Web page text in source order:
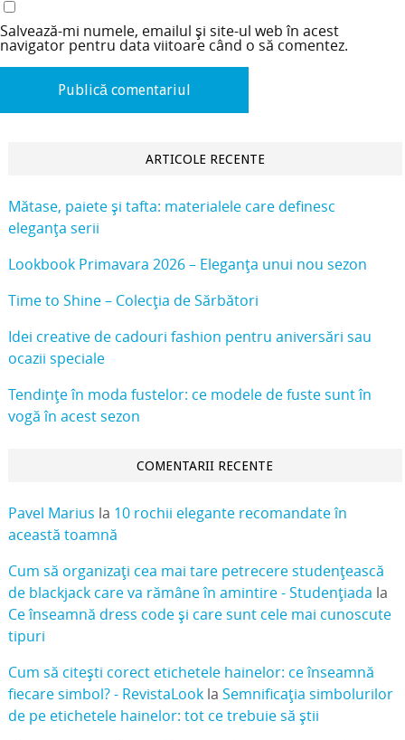
Salvează-mi numele, emailul și site-ul web în acest
navigator pentru data viitoare când o să comentez.
ARTICOLE RECENTE
Mătase, paiete și tafta: materialele care definesc
eleganța serii
Lookbook Primavara 2026 – Eleganța unui nou sezon
Time to Shine – Colecția de Sărbători
Idei creative de cadouri fashion pentru aniversări sau
ocazii speciale
Tendințe în moda fustelor: ce modele de fuste sunt în
vogă în acest sezon
COMENTARII RECENTE
Pavel Marius la 10 rochii elegante recomandate în
această toamnă
Cum să organizați cea mai tare petrecere studențească
de blackjack care va rămâne în amintire - Studențiada la
Ce înseamnă dress code și care sunt cele mai cunoscute
tipuri
Cum să citești corect etichetele hainelor: ce înseamnă
fiecare simbol? - RevistaLookla Semnificația simbolurilor
de pe etichetele hainelor: tot ce trebuie să știi